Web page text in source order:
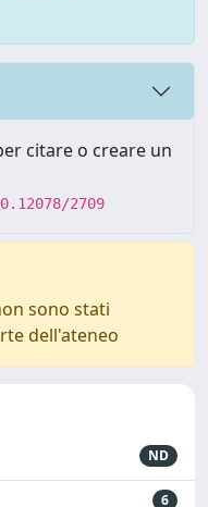
citare o creare un
2709
sono stati
dell'ateneo
ND
6